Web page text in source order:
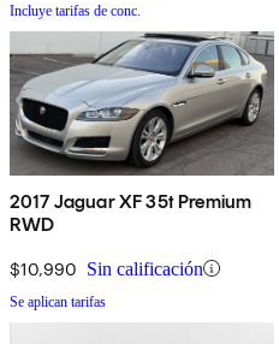
Incluye tarifas de conc.
2017 Jaguar XF 35t Premium
RWD
$10,990 Sin calificación
Se aplican tarifas